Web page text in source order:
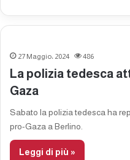
27 Maggio، 2024 486
La polizia tedesca
Gaza
Sabato la polizia tedesca ha
pro-Gaza a Berlino.
Leggi di più »